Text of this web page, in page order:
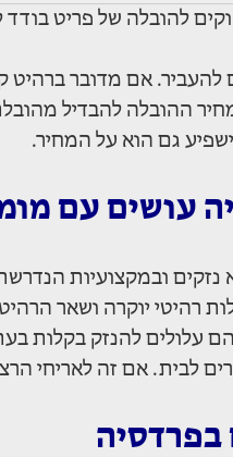
להובלה של פריט
אם מדובר ברהיט
ההובלה להבדיל
גם הוא על המחיר.
עושים עם
נזקים ובמקצועיות
רהיטי יוקרה ושאר
עלולים להנזק בקלות
לבית. אם זה לאריחי
בפרדסיה